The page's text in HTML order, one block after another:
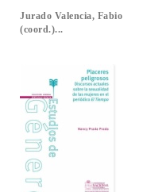
Jurado Valencia, Fabio
(coord.)...